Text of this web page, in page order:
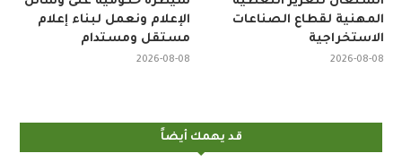
الإعلام ونعمل لبناء إعلام
مستقل ومستدام
2026-08-08
المهنية لقطاع الصناعات
الاستخراجية
2026-08-08
قد يهمك أيضاً